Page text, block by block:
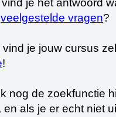
je het antwoord
veelgestelde vragen?
vind je jouw cursus
!
nog de zoekfunctie
en als je er echt niet